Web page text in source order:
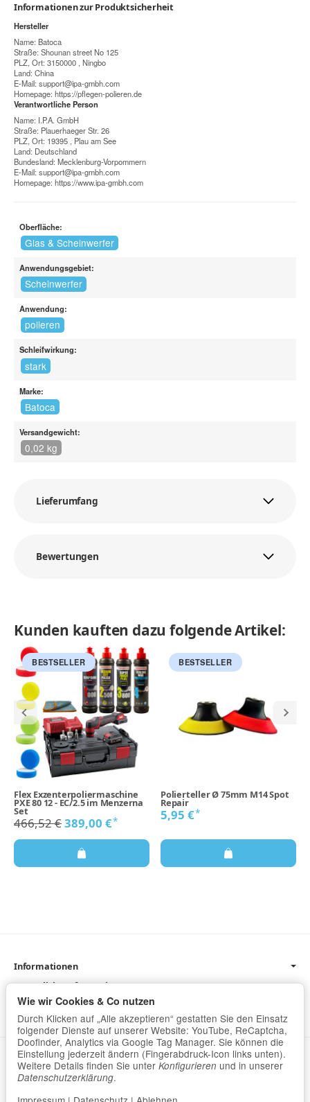
Informationen zur Produktsicherheit
Hersteller
Name: Batoca
Straße: Shounan street No 125
PLZ, Ort: 3150000 , Ningbo
Land: China
E-Mail: support@ipa-gmbh.com
Homepage: https://pflegen-polieren.de
Verantwortliche Person
Name: I.P.A. GmbH
Straße: Plauerhaeger Str. 26
PLZ, Ort: 19395 , Plau am See
Land: Deutschland
Bundesland: Mecklenburg-Vorpommern
E-Mail: support@ipa-gmbh.com
Homepage: https://www.ipa-gmbh.com
Oberfläche:
Glas & Scheinwerfer
Anwendungsgebiet:
Scheinwerfer
Anwendung:
polieren
Schleifwirkung:
stark
Marke:
Batoca
Versandgewicht:
0,02 kg
Lieferumfang
Bewertungen
Kunden kauften dazu folgende Artikel:
BESTSELLER
Flex Exzenterpoliermaschine
PXE 80 12 - EC/2.5 im Menzerna
Set
466,52 €389,00 €*
BESTSELLER
Polierteller Ø 75mm M14 Spot
Repair
5,95 €*
Informationen
Gesetzliche Informationen
Newsletter
Datenschutz•Impressum
Vertrag widerrufen
Wie wir Cookies & Co nutzen
Durch Klicken auf „Alle akzeptieren“ gestatten Sie den Einsatz
folgender Dienste auf unserer Website: YouTube, ReCaptcha,
Doofinder, Analytics via Google Tag Manager. Sie können die
Einstellung jederzeit ändern (Fingerabdruck-Icon links unten).
Weitere Details finden Sie unter Konfigurieren und in unserer
Datenschutzerklärung.